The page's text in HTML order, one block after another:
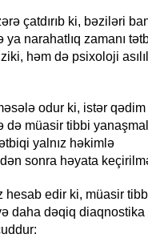
çatdırıb ki, bəziləri
ya narahatlıq zamanı
həm də psixoloji
odur ki, istər qədim
də müasir tibbi
yalnız həkimlə
sonra həyata
hesab edir ki, müasir
daha dəqiq